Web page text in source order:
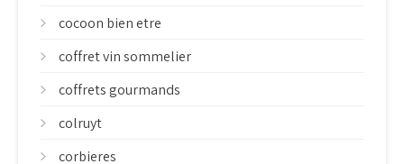
cocoon bien etre
coffret vin sommelier
coffrets gourmands
colruyt
corbieres